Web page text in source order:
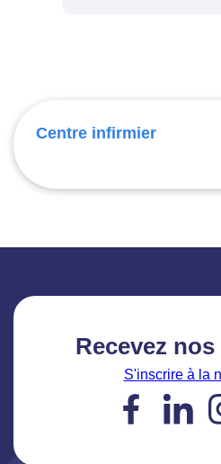
Centre infirmier
Recevez
S'inscrire à la